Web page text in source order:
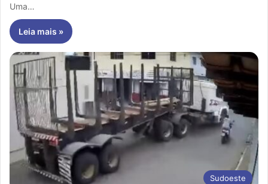
Uma…
Leia mais »
Sudoeste